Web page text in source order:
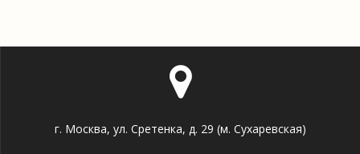
г. Москва, ул. Сретенка, д. 29 (м. Сухаревская)